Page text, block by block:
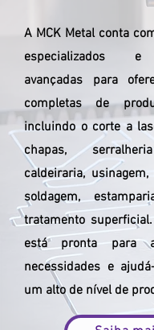
A MCK Metal conta
especializados e
avançadas para
completas de
incluindo o corte a
chapas,
caldeiraria,
soldagem,
tratamento
está pronta para
necessidades e
um alto de nível de